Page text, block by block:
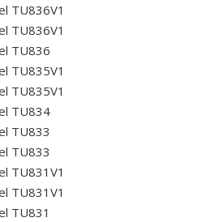
TU836V1
TU836V1
TU836
TU835V1
TU835V1
TU834
TU833
TU833
TU831V1
TU831V1
TU831